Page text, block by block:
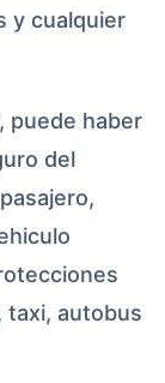
y cualquier
puede haber
del
taxi, autobus